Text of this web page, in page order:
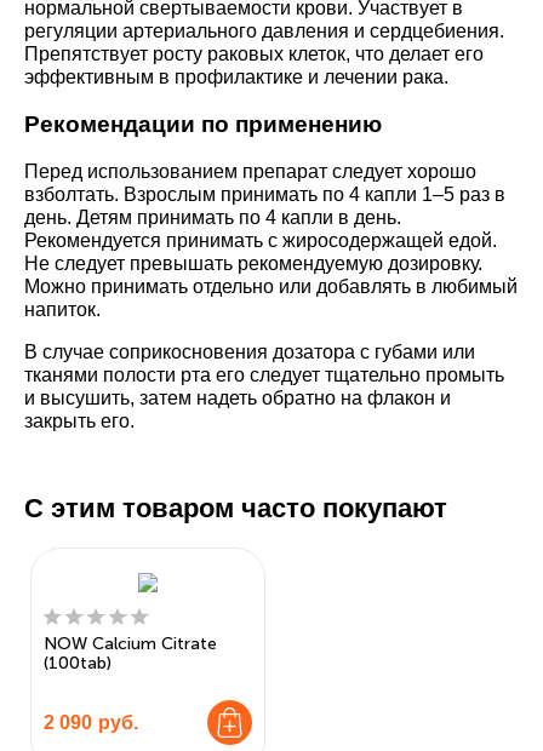
нормальной свертываемости крови. Участвует в
регуляции артериального давления и сердцебиения.
Препятствует росту раковых клеток, что делает его
эффективным в профилактике и лечении рака.
Рекомендации по применению
Перед использованием препарат следует хорошо
взболтать. Взрослым принимать по 4 капли 1–5 раз в
день. Детям принимать по 4 капли в день.
Рекомендуется принимать с жиросодержащей едой.
Не следует превышать рекомендуемую дозировку.
Можно принимать отдельно или добавлять в любимый
напиток.
В случае соприкосновения дозатора с губами или
тканями полости рта его следует тщательно промыть
и высушить, затем надеть обратно на флакон и
закрыть его.
С этим товаром часто покупают
NOW Calcium Citrate
(100tab)
2 090 руб.